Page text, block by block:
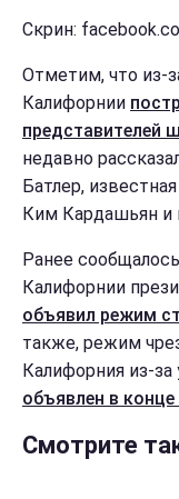
Скрин:
Отметим, что из-
Калифорнии
представителей
недавно
Батлер,
Ким Кардашьян и
Ранее
Калифорнии
объявил режим
также, режим
Калифорния из-
объявлен в
Смотрите